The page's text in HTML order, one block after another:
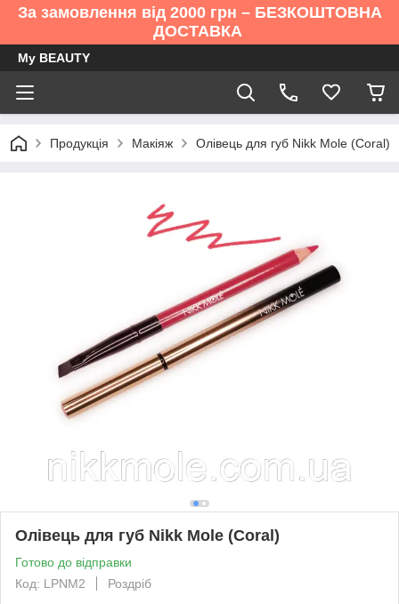
За замовлення від 2000 грн – БЕЗКОШТОВНА
ДОСТАВКА
My BEAUTY
Продукція Макіяж Олівець для губ Nikk Mole (Coral)
Олівець для губ Nikk Mole (Coral)
Готово до відправки
Код: LPNM2
Роздріб